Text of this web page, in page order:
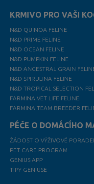
KRMIVO PRO VAŠI
N&D QUINOA FELINE
N&D PRIME FELINE
N&D OCEAN FELINE
N&D PUMPKIN FELINE
N&D ANCESTRAL GRAIN
N&D SPIRULINA FELINE
N&D TROPICAL SELECTION
FARMINA VET LIFE FELINE
FARMINA TEAM BREEDER
PÉČE O DOMÁCÍHO
ŽÁDOST O VÝŽIVOVÉ
PET CARE PROGRAM
GENIUS APP
TIPY GENIUSE